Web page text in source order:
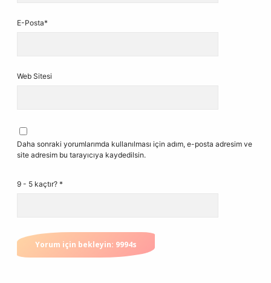
E-Posta*
Web Sitesi
Daha sonraki yorumlarımda kullanılması için adım, e-posta adresim ve
site adresim bu tarayıcıya kaydedilsin.
9 - 5 kaçtır? *